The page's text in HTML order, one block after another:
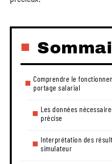
Comprendre le
portage salarial
Les données
précise
Interprétation des
simulateur